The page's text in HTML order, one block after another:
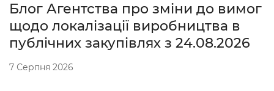
Блог Агентства про зміни до вимог
щодо локалізації виробництва в
публічних закупівлях з 24.08.2026
7 Серпня 2026